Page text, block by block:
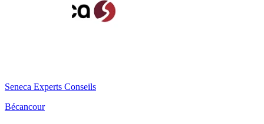
Seneca Experts Conseils
Bécancour